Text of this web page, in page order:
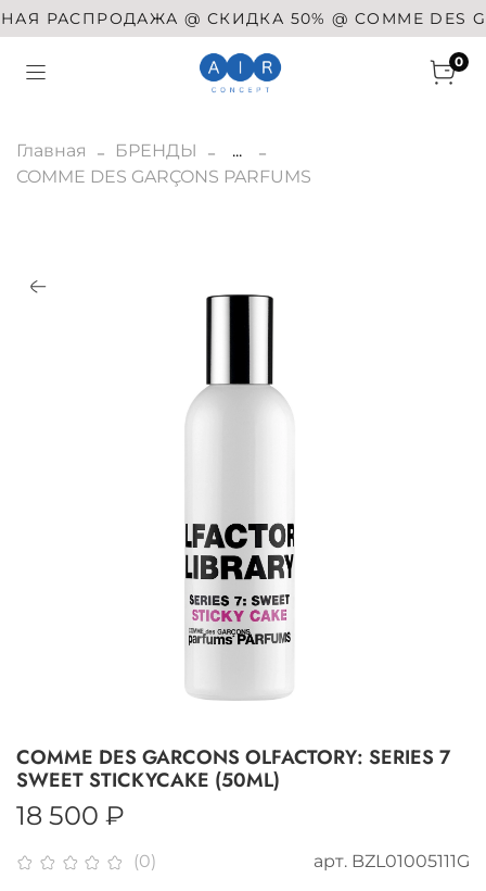
РАСПРОДАЖА @ СКИДКА 50% @ COMME DES
0
Главная БРЕНДЫ
...
COMME DES GARÇONS PARFUMS
(0) арт. BZL01005111G
COMME DES GARCONS OLFACTORY: SERIES 7
SWEET STICKYCAKE (50ML)
18 500 ₽